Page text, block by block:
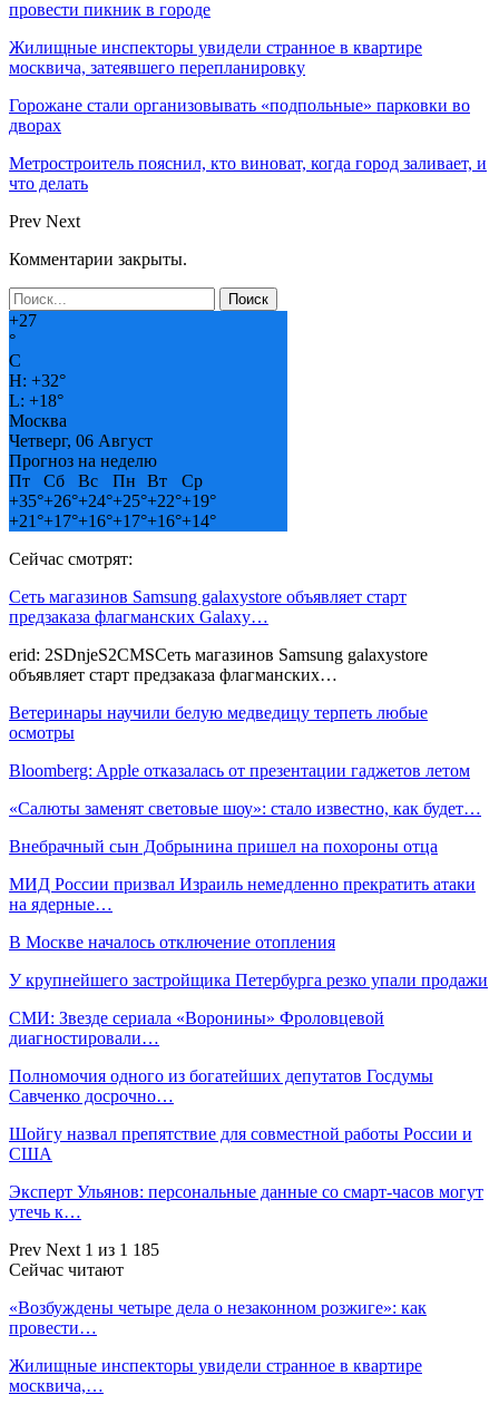
провести пикник в городе
Жилищные инспекторы увидели странное в квартире
москвича, затеявшего перепланировку
Горожане стали организовывать «подпольные» парковки во
дворах
Метростроитель пояснил, кто виноват, когда город заливает, и
что делать
Prev Next
Комментарии закрыты.
+27
°
C
H: +32°
L: +18°
Москва
Четверг, 06 Август
Прогноз на неделю
Пт
Сб Вс Пн Вт
Ср
+35°+26°+24°+25°+22°+19°
+21°+17°+16°+17°+16°+14°
Сейчас смотрят:
Сеть магазинов Samsung galaxystore объявляет старт
предзаказа флагманских Galaxy…
erid: 2SDnjeS2CMSСеть магазинов Samsung galaxystore
объявляет старт предзаказа флагманских…
Ветеринары научили белую медведицу терпеть любые
осмотры
Bloomberg: Apple отказалась от презентации гаджетов летом
«Салюты заменят световые шоу»: стало известно, как будет…
Внебрачный сын Добрынина пришел на похороны отца
МИД России призвал Израиль немедленно прекратить атаки
на ядерные…
В Москве началось отключение отопления
У крупнейшего застройщика Петербурга резко упали продажи
СМИ: Звезде сериала «Воронины» Фроловцевой
диагностировали…
Полномочия одного из богатейших депутатов Госдумы
Савченко досрочно…
Шойгу назвал препятствие для совместной работы России и
США
Эксперт Ульянов: персональные данные со смарт-часов могут
утечь к…
Prev Next 1 из 1 185
Сейчас читают
«Возбуждены четыре дела о незаконном розжиге»: как
провести…
Жилищные инспекторы увидели странное в квартире
москвича,…